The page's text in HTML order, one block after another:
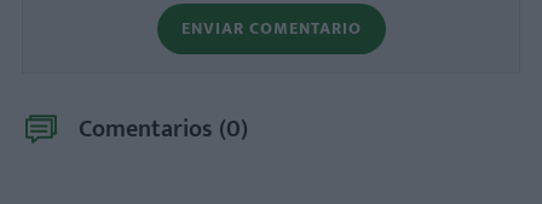
ENVIAR COMENTARIO
Comentarios (0)